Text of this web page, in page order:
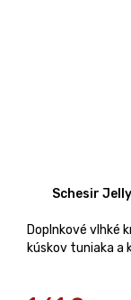
Schesir
Doplnkové vlhké
kúskov tuniaka a